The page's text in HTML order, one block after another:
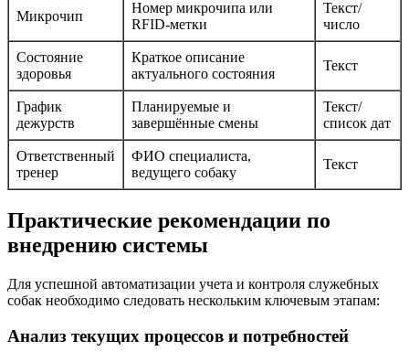
Микрочип
Номер микрочипа или
RFID-метки
Текст/
число
Состояние
здоровья
Краткое описание
актуального состояния
Текст
График
дежурств
Планируемые и
завершённые смены
Текст/
список дат
Ответственный
тренер
ФИО специалиста,
ведущего собаку
Текст
Практические рекомендации по
внедрению системы
Для успешной автоматизации учета и контроля служебных
собак необходимо следовать нескольким ключевым этапам:
Анализ текущих процессов и потребностей